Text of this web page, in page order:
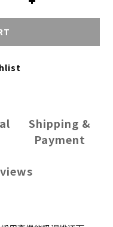
Shipping &
Payment